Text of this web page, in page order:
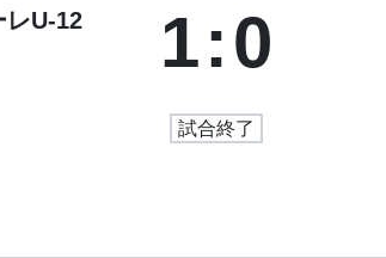
レU-12 1:0
試合終了